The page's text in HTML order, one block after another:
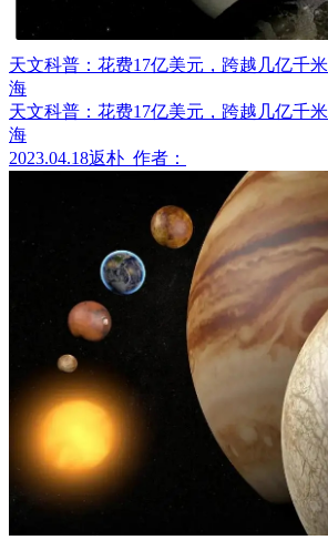
天文科普：花费17亿美元，跨越几亿千
海
天文科普：花费17亿美元，跨越几亿千
海
2023.04.18返朴 作者：